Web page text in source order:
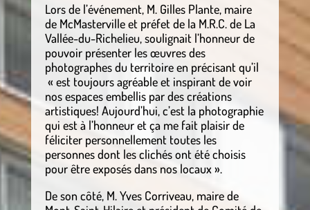
Lors de l’événement, M. Gilles Plante, maire
de McMasterville et préfet de la M.R.C. de La
Vallée-du-Richelieu, soulignait l’honneur de
pouvoir présenter les œuvres des
photographes du territoire en précisant qu’il
« est toujours agréable et inspirant de voir
nos espaces embellis par des créations
artistiques! Aujourd’hui, c’est la photographie
qui est à l’honneur et ça me fait plaisir de
féliciter personnellement toutes les
personnes dont les clichés ont été choisis
pour être exposés dans nos locaux ».
De son côté, M. Yves Corriveau, maire de